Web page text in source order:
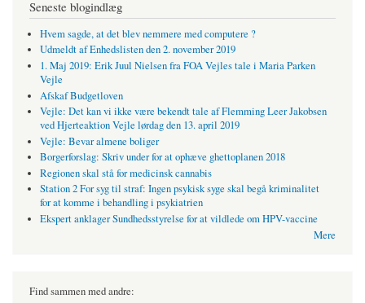
Seneste blogindlæg
Hvem sagde, at det blev nemmere med computere ?
Udmeldt af Enhedslisten den 2. november 2019
1. Maj 2019: Erik Juul Nielsen fra FOA Vejles tale i Maria Parken
Vejle
Afskaf Budgetloven
Vejle: Det kan vi ikke være bekendt tale af Flemming Leer Jakobsen
ved Hjerteaktion Vejle lørdag den 13. april 2019
Vejle: Bevar almene boliger
Borgerforslag: Skriv under for at ophæve ghettoplanen 2018
Regionen skal stå for medicinsk cannabis
Station 2 For syg til straf: Ingen psykisk syge skal begå kriminalitet
for at komme i behandling i psykiatrien
Ekspert anklager Sundhedsstyrelse for at vildlede om HPV-vaccine
Mere
Find sammen med andre: